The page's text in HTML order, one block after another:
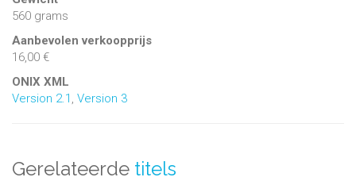
560 grams
Aanbevolen verkoopprijs
16,00 €
ONIX XML
Version 2.1 Version 3
Gerelateerde titels